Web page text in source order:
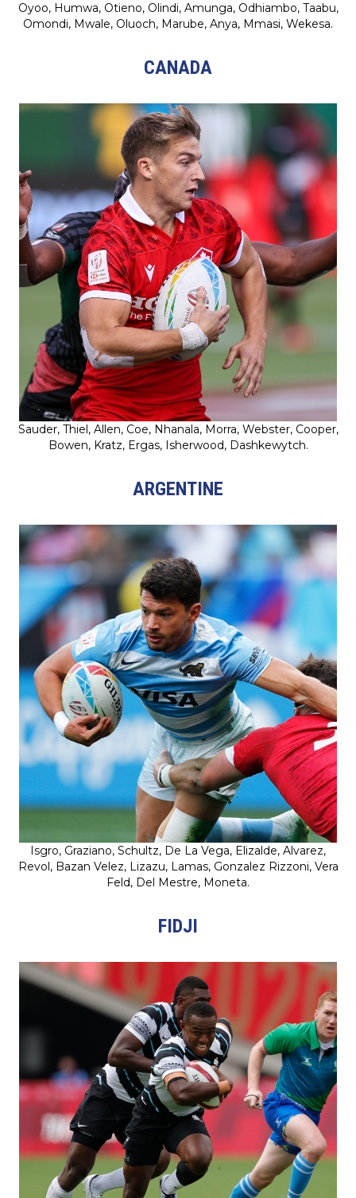
Oyoo, Humwa, Otieno, Olindi, Amunga, Odhiambo, Taabu,
Omondi, Mwale, Oluoch, Marube, Anya, Mmasi, Wekesa.
CANADA
Sauder, Thiel, Allen, Coe, Nhanala, Morra, Webster, Cooper,
Bowen, Kratz, Ergas, Isherwood, Dashkewytch.
ARGENTINE
Isgro, Graziano, Schultz, De La Vega, Elizalde, Alvarez,
Revol, Bazan Velez, Lizazu, Lamas, Gonzalez Rizzoni, Vera
Feld, Del Mestre, Moneta.
FIDJI